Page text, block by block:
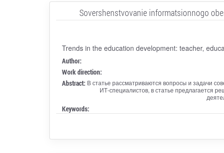
Sovershenstvovanie informatsionnogo
Trends in the education development: teacher,
Author:
Work direction:
Abstract: В статье рассматриваются вопросы и задачи
ИТ-специалистов, в статье предлагается
Keywords: